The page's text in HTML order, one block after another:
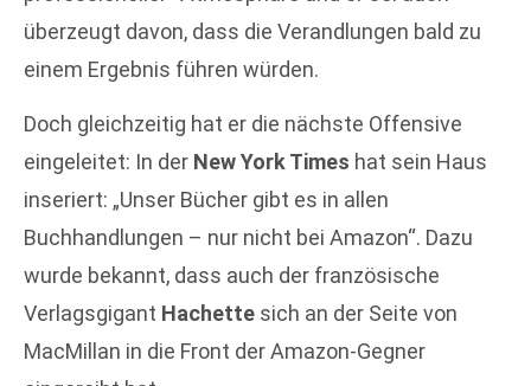
überzeugt davon, dass die Verandlungen bald zu
einem Ergebnis führen würden.
Doch gleichzeitig hat er die nächste Offensive
eingeleitet: In der New York Times hat sein Haus
inseriert: „Unser Bücher gibt es in allen
Buchhandlungen – nur nicht bei Amazon“. Dazu
wurde bekannt, dass auch der französische
Verlagsgigant Hachette sich an der Seite von
MacMillan in die Front der Amazon-Gegner